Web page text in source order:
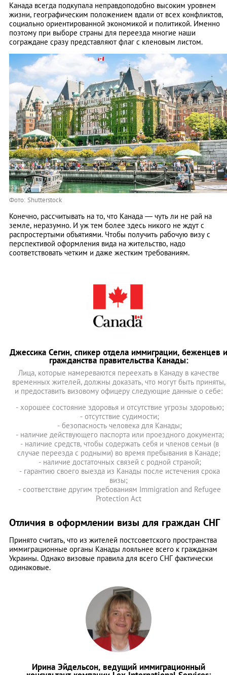
Канада всегда подкупала неправдоподобно высоким уровнем
жизни, географическим положением вдали от всех конфликтов,
социально ориентированной экономикой и политикой. Именно
поэтому при выборе страны для переезда многие наши
сограждане сразу представляют флаг с кленовым листом.
Фото: Shutterstock
Конечно, рассчитывать на то, что Канада ― чуть ли не рай на
земле, неразумно. И уж тем более здесь никого не ждут с
распростертыми объятиями. Чтобы получить рабочую визу с
перспективой оформления вида на жительство, надо
соответствовать четким и даже жестким требованиям.
Джессика Сегин, спикер отдела иммиграции, беженцев и
гражданства правительства Канады:
Лица, которые намереваются переехать в Канаду в качестве
временных жителей, должны доказать, что могут быть приняты,
и предоставить визовому офицеру следующие данные о себе:
- хорошее состояние здоровья и отсутствие угрозы здоровью;
- отсутствие судимости;
- безопасность человека для Канады;
- наличие действующего паспорта или проездного документа;
- наличие средств, чтобы содержать себя и членов семьи (в
случае переезда с родными) во время пребывания в Канаде;
- наличие достаточных связей с родной страной;
- гарантию своего выезда из Канады после истечения срока
визы;
- соответствие другим требованиям Immigration and Refugee
Protection Act
Отличия в оформлении визы для граждан СНГ
Принято считать, что из жителей постсоветского пространства
иммиграционные органы Канады лояльнее всего к гражданам
Украины. Однако визовые правила для всего СНГ фактически
одинаковые.
Ирина Эйдельсон, ведущий иммиграционный